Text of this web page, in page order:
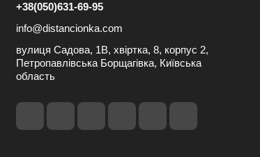
+38(050)631-69-95
info@distancionka.com
вулиця Садова, 1В, хвіртка, 8, корпус 2,
Петропавлівська Борщагівка, Київська
область